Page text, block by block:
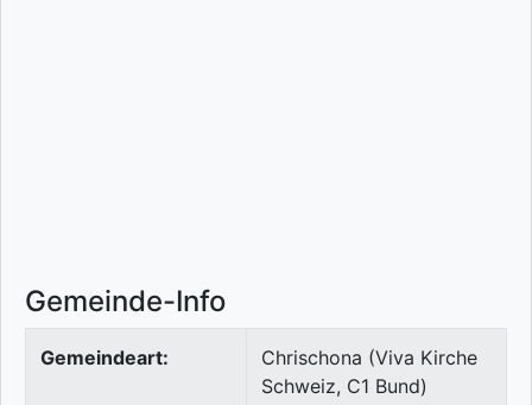
Gemeinde-Info
Gemeindeart:
Chrischona (Viva Kirche
Schweiz, C1 Bund)